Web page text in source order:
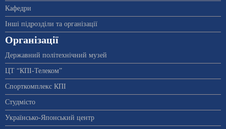
Кафедри
Інші підрозділи та організації
Організації
Державний політехнічний музей
ЦТ “КПІ-Телеком”
Спорткомплекс КПІ
Студмісто
Українсько-Японський центр